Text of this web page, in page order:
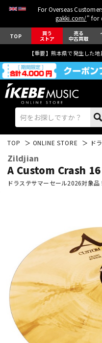
For Overseas
gakki.com/" for
TOP 買う
ストア
売る
中古買取
【重要】熊本県で発生した
ベース
キーボード
TOP ONLINE STORE ド
Zildjian
A Custom Crash
ドラステサマーセール2026対象品